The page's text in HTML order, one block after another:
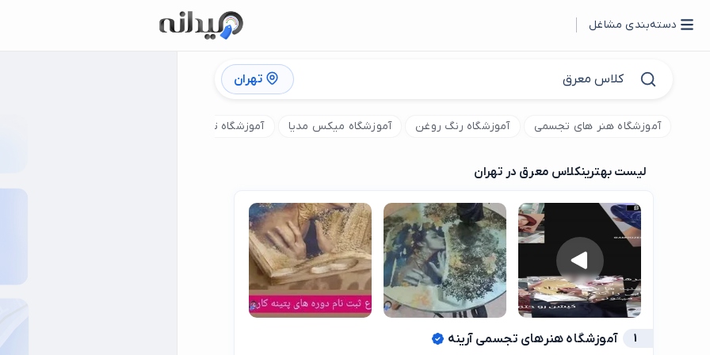
دسته‌بندی مشاغل
تهران
آموزشگاه هنر های تجسمی آموزشگاه رنگ روغن آموزشگاه میکس مدیا آموزشگاه تصویر سازی
لیست بهترینکلاس معرق در تهران
1 آموزشگاه هنرهای تجسمی آرینه